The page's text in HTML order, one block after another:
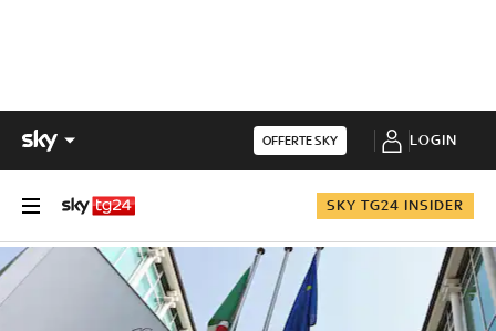
OFFERTE SKY LOGIN
SKY TG24 INSIDER